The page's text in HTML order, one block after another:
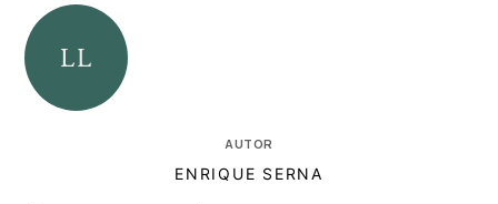
AUTOR
ENRIQUE SERNA